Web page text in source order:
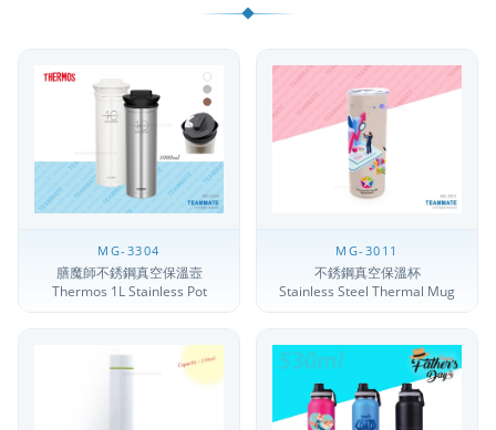
MG-3304
膳魔師不銹鋼真空保溫壼
Thermos 1L Stainless Pot
MG-3011
不銹鋼真空保溫杯
Stainless Steel Thermal Mug